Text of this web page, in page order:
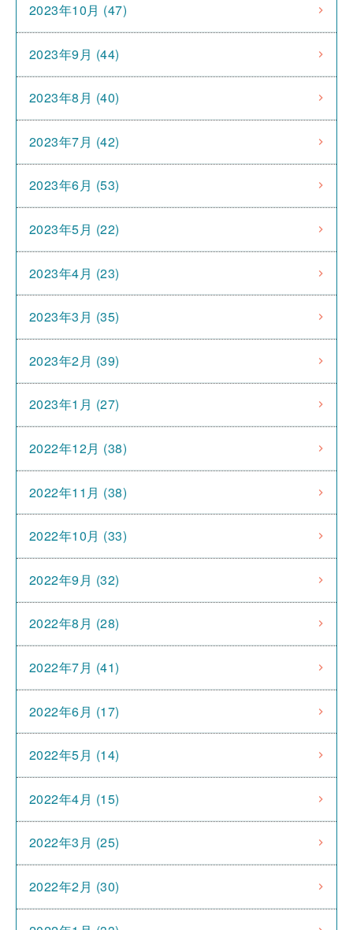
2023年10月 (47)
2023年9月 (44)
2023年8月 (40)
2023年7月 (42)
2023年6月 (53)
2023年5月 (22)
2023年4月 (23)
2023年3月 (35)
2023年2月 (39)
2023年1月 (27)
2022年12月 (38)
2022年11月 (38)
2022年10月 (33)
2022年9月 (32)
2022年8月 (28)
2022年7月 (41)
2022年6月 (17)
2022年5月 (14)
2022年4月 (15)
2022年3月 (25)
2022年2月 (30)